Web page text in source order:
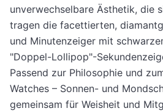
unverwechselbare Ästhetik, die
tragen die facettierten,
und Minutenzeiger mit
"Doppel-Lollipop"-
Passend zur Philosophie und
Watches – Sonnen- und
gemeinsam für Weisheit und